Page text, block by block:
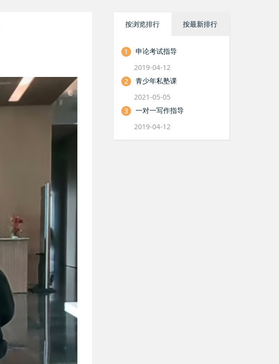
按浏览排行 按最新排行
1
申论考试指导
2019-04-12
2
青少年私塾课
2021-05-05
3
一对一写作指导
2019-04-12